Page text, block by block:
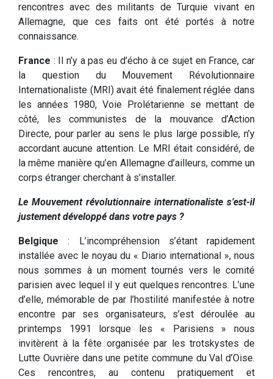
rencontres avec des militants de Turquie vivant en
Allemagne, que ces faits ont été portés à notre
connaissance.
France : Il n’y a pas eu d’écho à ce sujet en France, car
la question du Mouvement Révolutionnaire
Internationaliste (MRI) avait été finalement réglée dans
les années 1980, Voie Prolétarienne se mettant de
côté, les communistes de la mouvance d’Action
Directe, pour parler au sens le plus large possible, n’y
accordant aucune attention. Le MRI était considéré, de
la même manière qu’en Allemagne d’ailleurs, comme un
corps étranger cherchant à s’installer.
Le Mouvement révolutionnaire internationaliste s’est-il
justement développé dans votre pays ?
Belgique : L’incompréhension s’étant rapidement
installée avec le noyau du « Diario international », nous
nous sommes à un moment tournés vers le comité
parisien avec lequel il y eut quelques rencontres. L’une
d’elle, mémorable de par l’hostilité manifestée à notre
encontre par ses organisateurs, s’est déroulée au
printemps 1991 lorsque les « Parisiens » nous
invitèrent à la fête organisée par les trotskystes de
Lutte Ouvrière dans une petite commune du Val d’Oise.
Ces rencontres, au contenu pratiquement et